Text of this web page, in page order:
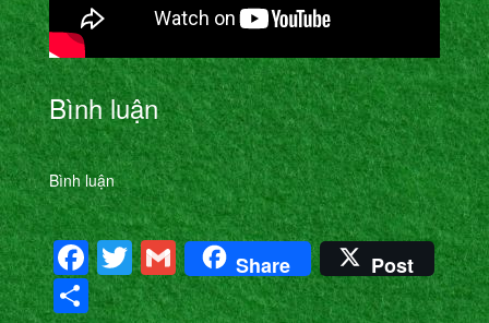
Bình luận
Bình luận
Facebook
Twitter
Gmail
Share Post
Share